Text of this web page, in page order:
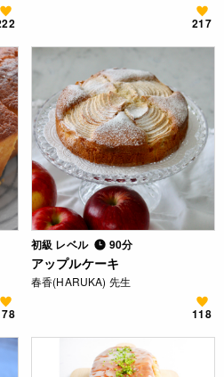
217
初級 レベル 90分
アップルケーキ
春香(HARUKA) 先生
118